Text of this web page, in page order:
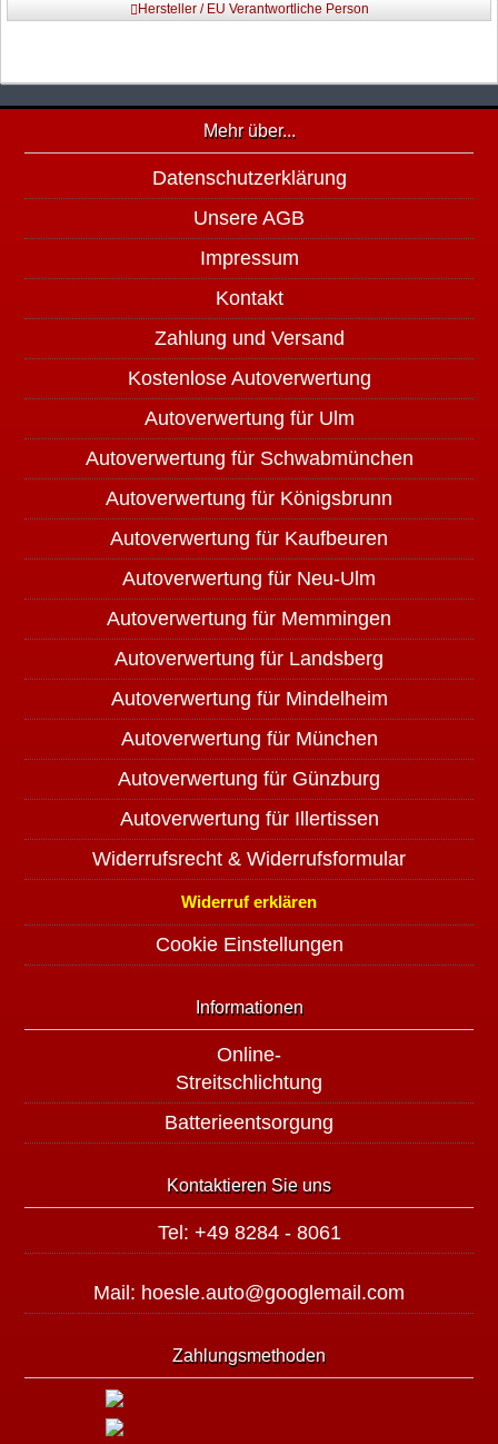
Hersteller / EU Verantwortliche Person
Mehr über...
Datenschutzerklärung
Unsere AGB
Impressum
Kontakt
Zahlung und Versand
Kostenlose Autoverwertung
Autoverwertung für Ulm
Autoverwertung für Schwabmünchen
Autoverwertung für Königsbrunn
Autoverwertung für Kaufbeuren
Autoverwertung für Neu-Ulm
Autoverwertung für Memmingen
Autoverwertung für Landsberg
Autoverwertung für Mindelheim
Autoverwertung für München
Autoverwertung für Günzburg
Autoverwertung für Illertissen
Widerrufsrecht & Widerrufsformular
Widerruf erklären
Cookie Einstellungen
Informationen
Online-
Streitschlichtung
Batterieentsorgung
Kontaktieren Sie uns
Tel: +49 8284 - 8061
Mail: hoesle.auto@googlemail.com
Zahlungsmethoden